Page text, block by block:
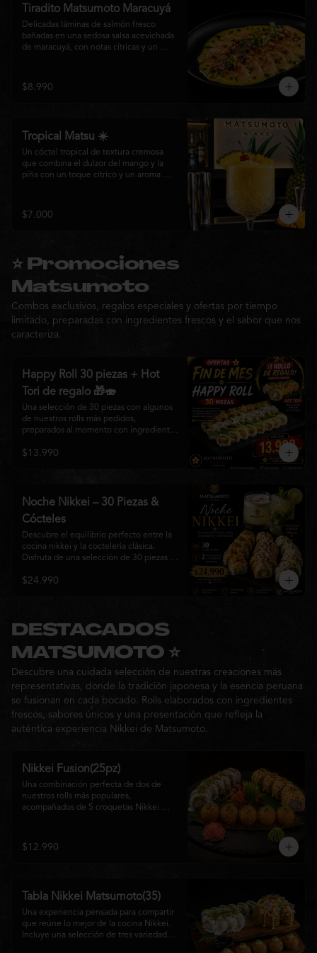
Tiradito Matsumoto Maracuyá
Delicadas láminas de salmón fresco
bañadas en una sedosa salsa acevichada
de maracuyá, con notas cítricas y un
de ají rojo, aceite de cilantro, brotes
frescos y pimienta recién molida. Un
$8.990
Tropical Matsu ☀️
Un cóctel tropical de textura cremosa
que combina el dulzor del mango y la
piña con un toque cítrico y un aroma
nikkei de Matsumoto.
$7.000
⭐ Promociones
Matsumoto
Combos exclusivos, regalos especiales y ofertas por tiempo
limitado, preparadas con ingredientes frescos y el sabor que nos
caracteriza.
Happy Roll 30 piezas + Hot
Tori de regalo 🎁🍣
Una selección de 30 piezas con algunos
de nuestros rolls más pedidos,
preparados al momento con ingredientes
Matsumoto Nikkei. Una promoción
Incluye un Hot Tori de regalo (10 piezas):
crema y cebollín, frito en panko hasta
obtener un dorado perfecto y una
textura irresistible.
$13.990
Noche Nikkei – 30 Piezas &
Cócteles
Descubre el equilibrio perfecto entre la
cocina nikkei y la coctelería clásica.
Disfruta de una selección de 30 piezas
frescos, acompañadas de 2 Pisco Sour o
a Matsumoto Nikkei.
Ideal para: una cita, una salida con
amigos o una noche especial llena de
sabor y buena compañía.
$24.990
DESTACADOS
MATSUMOTO ⭐
Descubre una cuidada selección de nuestras creaciones más
representativas, donde la tradición japonesa y la esencia peruana
se fusionan en cada bocado. Rolls elaborados con ingredientes
frescos, sabores únicos y una presentación que refleja la
auténtica experiencia Nikkei de Matsumoto.
Nikkei Fusion(25pz)
Una combinación perfecta de dos de
nuestros rolls más populares,
acompañados de 5 croquetas Nikkei
cremosa salsa de la casa. Una tabla que
reúne diferentes texturas y sabores, ideal
$12.990
Tabla Nikkei Matsumoto(35)
Una experiencia pensada para compartir
que reúne lo mejor de la cocina Nikkei.
Incluye una selección de tres variedades